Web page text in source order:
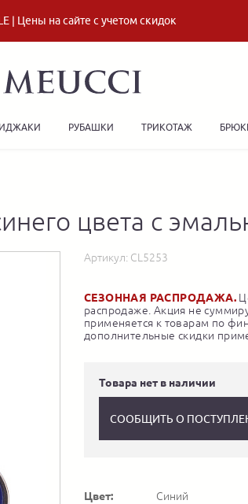
| Цены на сайте с учетом скидок
РУБАШКИ ТРИКОТАЖ
цвета с
Артикул: CL5253
СЕЗОННАЯ РАСПРОДАЖА.
распродаже. Акция не
применяется к товарам по
дополнительные скидки
Товара нет в наличии
СООБЩИТЬ О
Цвет:
Синий